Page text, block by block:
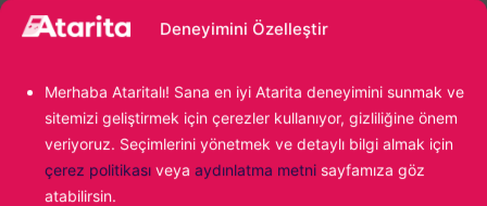
Deneyimini Özelleştir
Merhaba Ataritalı! Sana en iyi Atarita deneyimini sunmak ve
sitemizi geliştirmek için çerezler kullanıyor, gizliliğine önem
veriyoruz. Seçimlerini yönetmek ve detaylı bilgi almak için
çerez politikası veya aydınlatma metni sayfamıza göz
atabilirsin.
Aslında hepimiz Gwent’in ne olduğunu az çok biliyoruz.
Zaten en iyi kart oyunları listemizdeki ikinci Witcher yapımı
oyununu biraz daha değiştirerek ve geliştirerek karşımıza
sunuyor. Evrende yer alan birçok karakteri ve lokasyonu
kullanarak rakiplerinize üstünlük kurmaya çalışıyorsunuz.